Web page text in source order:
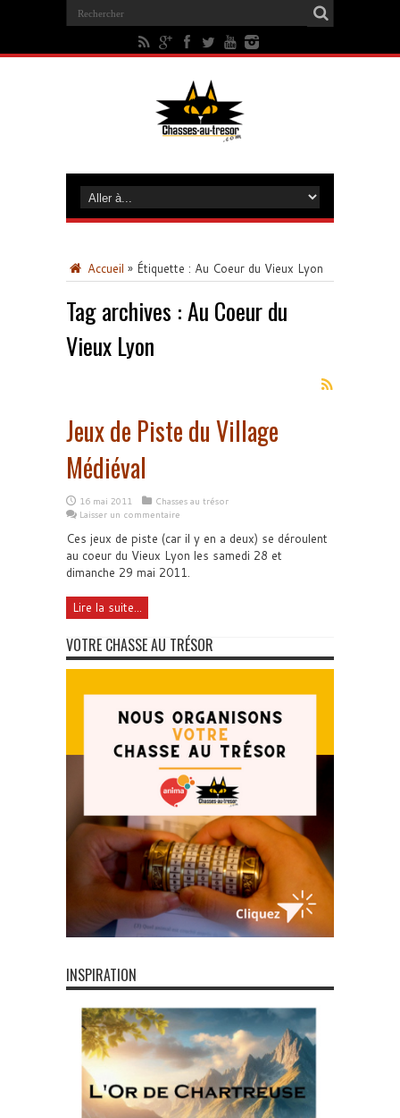
Accueil » Étiquette : Au Coeur du Vieux Lyon
Tag archives :Au Coeur du
Vieux Lyon
Jeux de Piste du Village
Médiéval
16 mai 2011
Chasses au trésor
Laisser un commentaire
Ces jeux de piste (car il y en a deux) se déroulent
au coeur du Vieux Lyon les samedi 28 et
dimanche 29 mai 2011.
Lire la suite...
VOTRE CHASSE AU TRÉSOR
INSPIRATION